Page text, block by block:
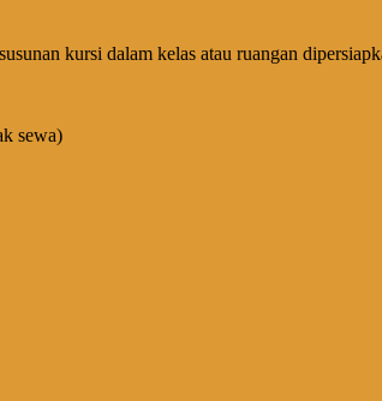
kursi dalam kelas atau ruangan
sewa)